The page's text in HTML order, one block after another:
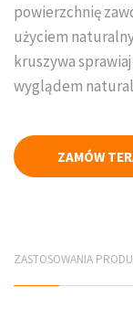
powierzchnię
użyciem
kruszywa
wyglądem
ZAMÓW
ZASTOSOWANIA